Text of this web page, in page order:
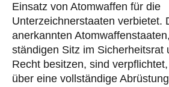
Einsatz von Atomwaffen für die
Unterzeichnerstaaten verbietet.
anerkannten
ständigen Sitz im Sicherheitsrat
Recht besitzen, sind
über eine vollständige